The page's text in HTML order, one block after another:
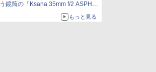
鏡筒の「Ksana 35mm f/2 ASPH.
もっと見る